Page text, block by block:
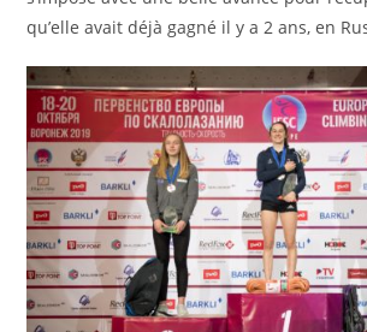
qu’elle avait déjà gagné il y a 2 ans, en